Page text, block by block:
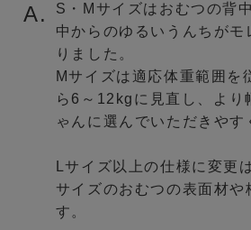
A.
S・Mサイズはおむつの背
中からのゆるいうんちがモ
りました。
Mサイズは適応体重範囲を
ら6～12kgに見直し、より
ゃんに選んでいただきやす
Lサイズ以上の仕様に変更
サイズのおむつの表面材や
す。